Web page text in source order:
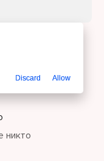
никто
Discard Allow